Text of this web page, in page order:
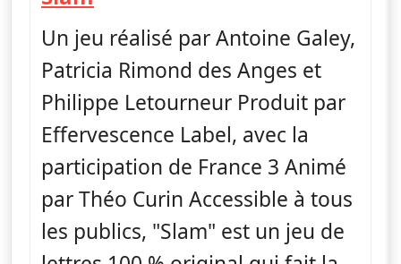
Un jeu réalisé par Antoine Galey,
Patricia Rimond des Anges et
Philippe Letourneur Produit par
Effervescence Label, avec la
participation de France 3 Animé
par Théo Curin Accessible à tous
les publics, "Slam" est un jeu de